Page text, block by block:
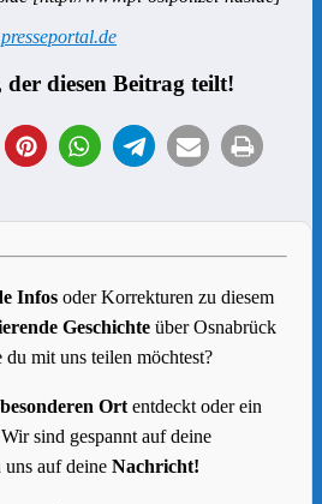
der diesen Beitrag teilt!
Infos oder Korrekturen zu diesem
Geschichte über Osnabrück
mit uns teilen möchtest?
besonderen Ort entdeckt oder ein
sind gespannt auf deine
auf deine Nachricht!